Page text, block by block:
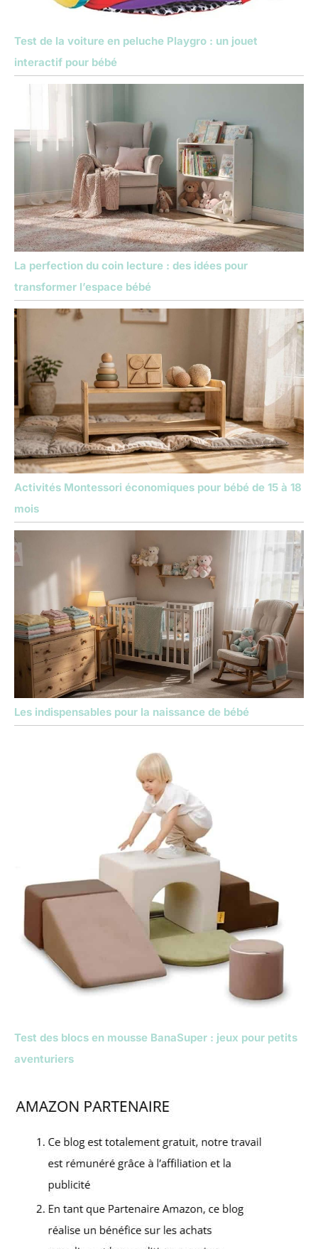
Test de la voiture en peluche Playgro : un jouet
interactif pour bébé
La perfection du coin lecture : des idées pour
transformer l’espace bébé
Activités Montessori économiques pour bébé de 15 à 18
mois
Les indispensables pour la naissance de bébé
Test des blocs en mousse BanaSuper : jeux pour petits
aventuriers